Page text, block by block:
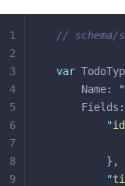
// schema/
var
	Name
: "
	Fields
:
"id
},
"
1
2
3
4
5
6
7
8
9